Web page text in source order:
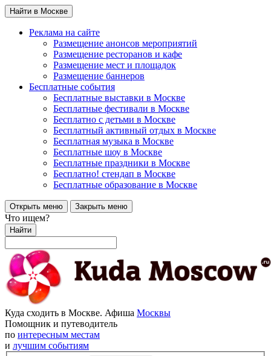
Найти в Москве
Реклама на сайте
Размещение анонсов мероприятий
Размещение ресторанов и кафе
Размещение мест и площадок
Размещение баннеров
Бесплатные события
Бесплатные выставки в Москве
Бесплатные фестивали в Москве
Бесплатно с детьми в Москве
Бесплатный активный отдых в Москве
Бесплатная музыка в Москве
Бесплатные шоу в Москве
Бесплатные праздники в Москве
Бесплатно! стендап в Москве
Бесплатные образование в Москве
Открыть меню Закрыть меню
Что ищем?
Найти
Куда сходить в Москве. Афиша Москвы
Помощник и путеводитель
по интересным местам
и лучшим событиям